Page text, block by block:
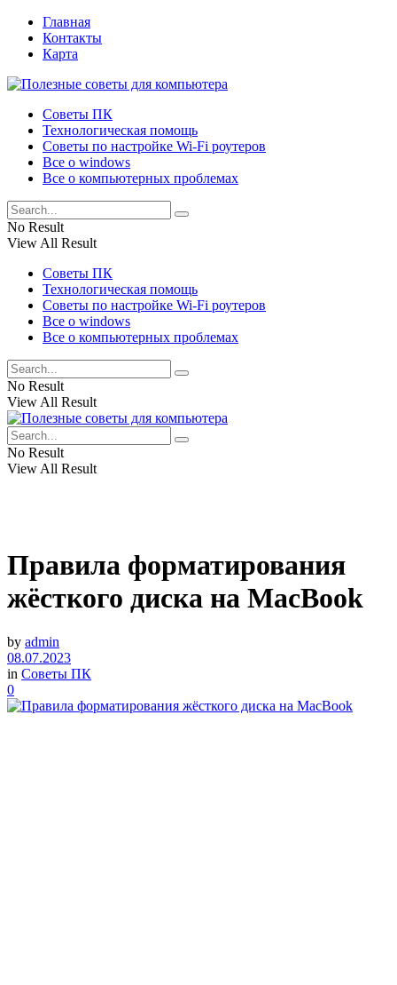
Главная
Контакты
Карта
Советы ПК
Технологическая помощь
Советы по настройке Wi-Fi роутеров
Все о windows
Все о компьютерных проблемах
No Result
View All Result
Советы ПК
Технологическая помощь
Советы по настройке Wi-Fi роутеров
Все о windows
Все о компьютерных проблемах
No Result
View All Result
No Result
View All Result
Правила форматирования
жёсткого диска на MacBook
by admin
08.07.2023
in Советы ПК
0